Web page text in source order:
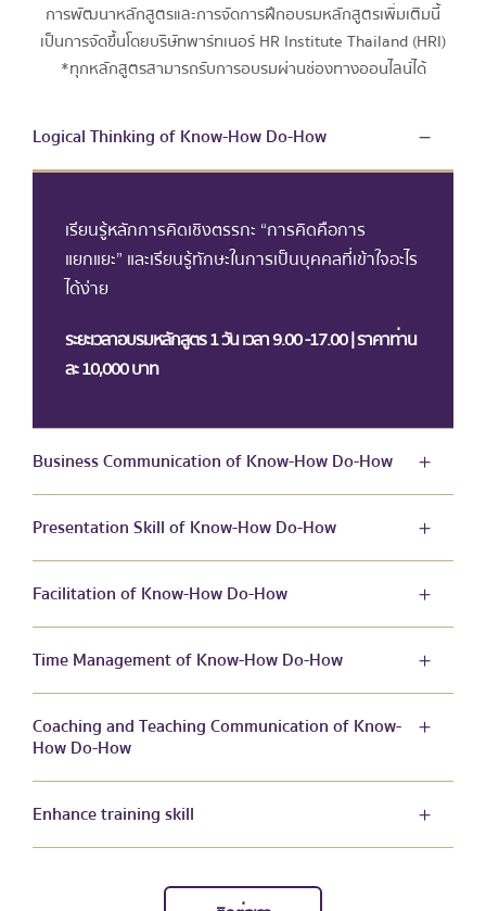
การพัฒนาหลักสูตรและการจัดการฝึกอบรมหลักสูตรเพิ่มเติมนี้
เป็นการจัดขึ้นโดยบริษัทพาร์ทเนอร์ HR Institute Thailand (HRI)
*ทุกหลักสูตรสามารถรับการอบรมผ่านช่องทางออนไลน์ได้
Logical Thinking of Know-How Do-How
เรียนรู้หลักการคิดเชิงตรรกะ “การคิดคือการ
แยกแยะ” และเรียนรู้ทักษะในการเป็นบุคคลที่เข้าใจอะไร
ได้ง่าย
ระยะเวลาอบรมหลักสูตร 1 วัน เวลา 9.00 -17.00 | ราคาท่าน
ละ 10,000 บาท
Business Communication of Know-How Do-How
Presentation Skill of Know-How Do-How
Facilitation of Know-How Do-How
Time Management of Know-How Do-How
Coaching and Teaching Communication of Know-
How Do-How
Enhance training skill